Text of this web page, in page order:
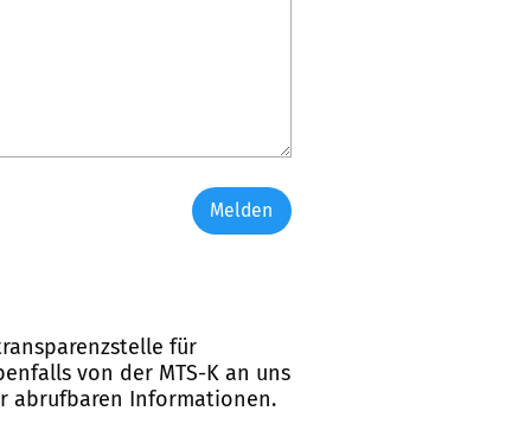
Melden
für
von der MTS-K an uns
abrufbaren Informationen.